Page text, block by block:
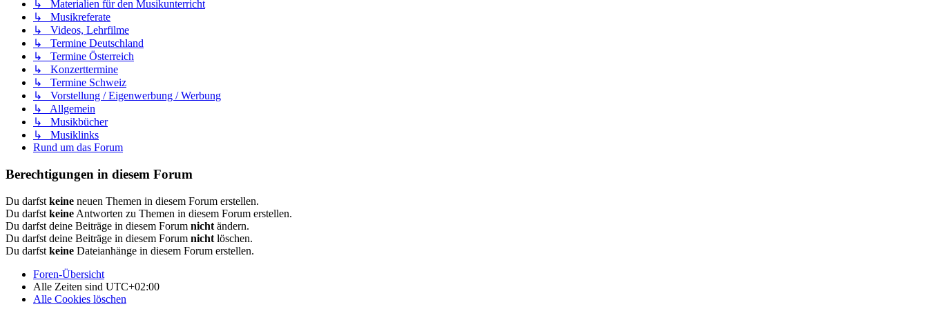
↳ Materialien für den Musikunterricht
↳ Musikreferate
↳ Videos, Lehrfilme
↳ Termine Deutschland
↳ Termine Österreich
↳ Konzerttermine
↳ Termine Schweiz
↳ Vorstellung / Eigenwerbung / Werbung
↳ Allgemein
↳ Musikbücher
↳ Musiklinks
Rund um das Forum
Berechtigungen in diesem Forum
Du darfst keine neuen Themen in diesem Forum erstellen.
Du darfst keine Antworten zu Themen in diesem Forum erstellen.
Du darfst deine Beiträge in diesem Forum nicht ändern.
Du darfst deine Beiträge in diesem Forum nicht löschen.
Du darfst keine Dateianhänge in diesem Forum erstellen.
Foren-Übersicht
Alle Zeiten sind UTC+02:00
Alle Cookies löschen